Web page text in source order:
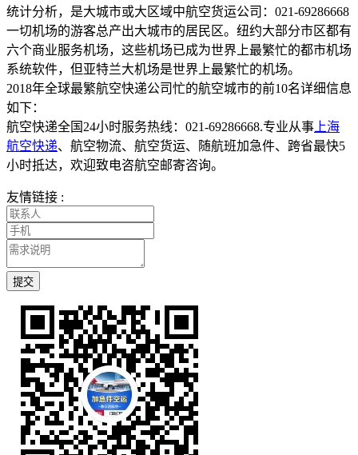
统计分析，是大城市或大区域中航空货运公司：021-69286668
一切机场的游客总产出大城市的居民区。纽约大部分市区都有
六个商业服务机场，这些机场已成为世界上最繁忙的都市机场
系统软件，但亚特兰大机场是世界上最繁忙的机场。
2018年全球最繁航空快递公司忙的航空城市的前10名详细信息
如下：
航空快递全国24小时服务热线：021-69286668.专业从事 上海
航空快递、航空物流、航空货运、随航班加急件、跨省最快5
小时抵达，欢迎致电咨航空邮寄咨询。
友情链接 :
提交